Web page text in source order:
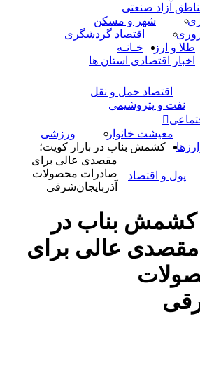
آزاد صنعتی
شهر و مسکن
اقتصاد گردشگری
طلا و ارز
اقتصاد حمل و نقل
نفت و پتروشیمی
معیشت خانوار
ورزشی
پول و اقتصاد
خـانـه
اخبار اقتصادی استان ها
کشمش بناب در بازار کویت؛
مقصدی عالی برای
صادرات محصولات
آذربایجان‌شرقی
کشمش بناب در
مقصدی عالی برای